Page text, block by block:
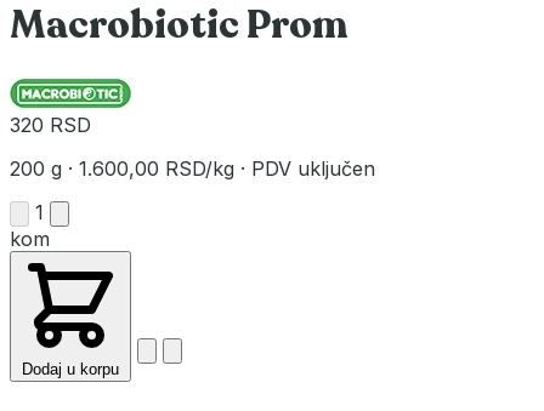
Macrobiotic Prom
320 RSD
200 g · 1.600,00 RSD/kg · PDV uključen
1
kom
Dodaj u korpu